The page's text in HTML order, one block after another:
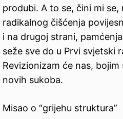
produbi. A to se, čini mi
radikalnog čišćenja
i na drugoj strani,
seže sve do u Prvi svjetski
Revizionizam će nas,
novih sukoba.
Misao o “grijehu struktura”